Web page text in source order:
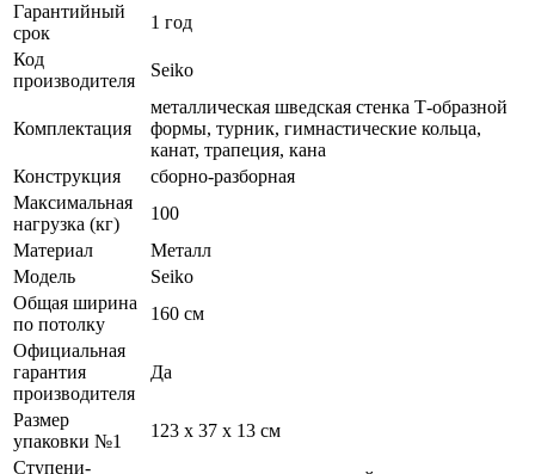
Гарантийный
срок
1 год
Код
производителя
Seiko
Комплектация
металлическая шведская стенка Т-образной
формы, турник, гимнастические кольца,
канат, трапеция, кана
Конструкция
сборно-разборная
Максимальная
нагрузка (кг)
100
Материал
Металл
Модель
Seiko
Общая ширина
по потолку
160 см
Официальная
гарантия
производителя
Да
Размер
упаковки №1
123 х 37 х 13 см
Ступени-